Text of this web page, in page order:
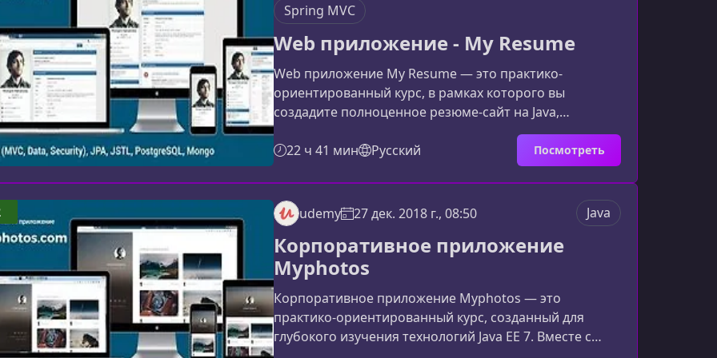
Spring MVC
Web приложение - My Resume
Web приложение My Resume — это практико-
ориентированный курс, в рамках которого вы
создадите полноценное резюме-сайт на Java,
применяя современные серверные и клиентские
технологии. Курс сочетает глубокую теорию,
пошаговую разработку и детальный разбор решений,
что делает его идеальным выбором для уверенных
Java-разработчиков, желающих подняться на
следующий уровень.Что представляет собой проект
My ResumeВ ходе обучения вы разработаете web-при
22 ч 41 мин Русский Посмотреть
udemy 27 дек. 2018 г., 08:50 Java
Корпоративное приложение
Myphotos
Корпоративное приложение Myphotos — это
практико-ориентированный курс, созданный для
глубокого изучения технологий Java EE 7. Вместе с